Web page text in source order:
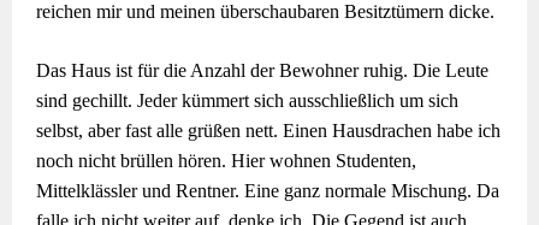
reichen mir und meinen überschaubaren Besitztümern dicke.
Das Haus ist für die Anzahl der Bewohner ruhig. Die Leute
sind gechillt. Jeder kümmert sich ausschließlich um sich
selbst, aber fast alle grüßen nett. Einen Hausdrachen habe ich
noch nicht brüllen hören. Hier wohnen Studenten,
Mittelklässler und Rentner. Eine ganz normale Mischung. Da
falle ich nicht weiter auf, denke ich. Die Gegend ist auch